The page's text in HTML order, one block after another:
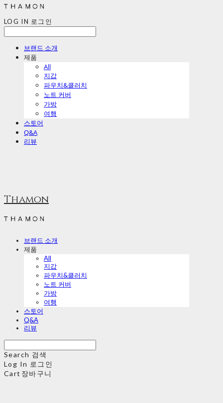
LOG IN 로그인
브랜드 소개
제품
All
지갑
파우치&클러치
노트 커버
가방
여행
스토어
Q&A
리뷰
Thamon
브랜드 소개
제품
All
지갑
파우치&클러치
노트 커버
가방
여행
스토어
Q&A
리뷰
Search 검색
Log In 로그인
Cart 장바구니